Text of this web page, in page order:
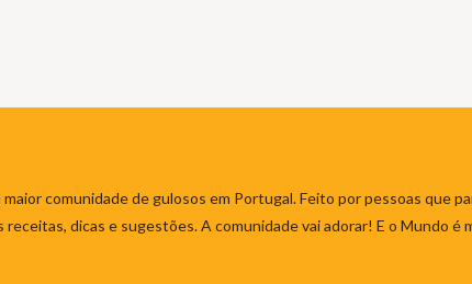
comunidade de gulosos em Portugal. Feito por pessoas que
receitas, dicas e sugestões. A comunidade vai adorar! E o Mundo é